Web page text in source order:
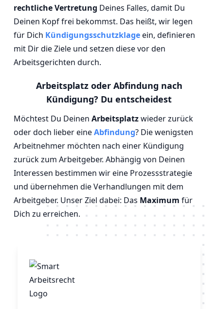
rechtliche Vertretung Deines Falles, damit Du
Deinen Kopf frei bekommst. Das heißt, wir legen
für Dich Kündigungsschutzklageein, definieren
mit Dir die Ziele und setzen diese vor den
Arbeitsgerichten durch.
Arbeitsplatz oder Abfindung nach
Kündigung? Du entscheidest
Möchtest Du Deinen Arbeitsplatzwieder zurück
oder doch lieber eineAbfindung? Die wenigsten
Arbeitnehmer möchten nach einer Kündigung
zurück zum Arbeitgeber. Abhängig von Deinen
Interessen bestimmen wir eine Prozessstrategie
und übernehmen die Verhandlungen mit dem
Arbeitgeber. Unser Ziel dabei: Das Maximum für
Dich zu erreichen.